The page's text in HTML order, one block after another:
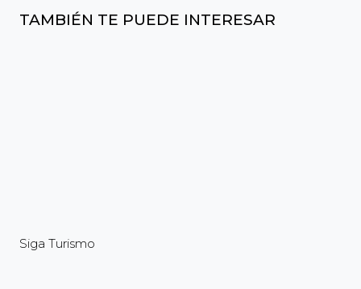
TAMBIÉN TE PUEDE INTERESAR
Siga Turismo